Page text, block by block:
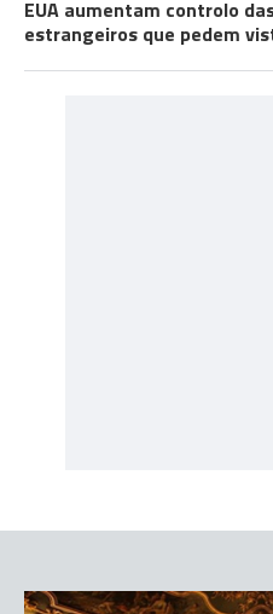
EUA aumentam controlo
estrangeiros que pedem